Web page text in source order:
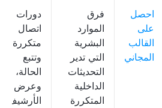
احصل
على
القالب
المجاني
فرق
الموارد
البشرية
التي تدير
التحديثات
الداخلية
المتكررة
دورات
اتصال
متكررة،
وتتبع
الحالة،
وعرض
الأرشيف